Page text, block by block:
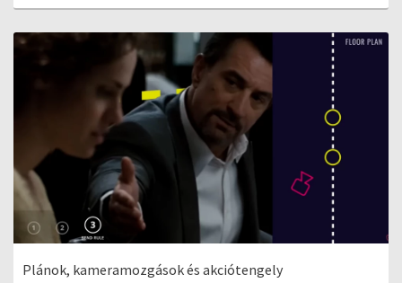
Plánok, kameramozgások és akciótengely